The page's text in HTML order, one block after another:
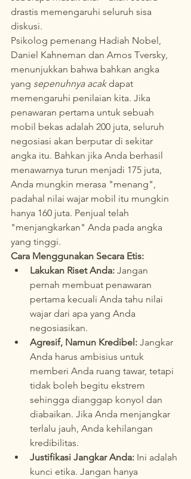
drastis memengaruhi seluruh sisa
diskusi.
Psikolog pemenang Hadiah Nobel,
Daniel Kahneman dan Amos Tversky,
menunjukkan bahwa bahkan angka
yang sepenuhnya acak dapat
memengaruhi penilaian kita. Jika
penawaran pertama untuk sebuah
mobil bekas adalah 200 juta, seluruh
negosiasi akan berputar di sekitar
angka itu. Bahkan jika Anda berhasil
menawarnya turun menjadi 175 juta,
Anda mungkin merasa "menang",
padahal nilai wajar mobil itu mungkin
hanya 160 juta. Penjual telah
"menjangkarkan" Anda pada angka
yang tinggi.
Cara Menggunakan Secara Etis:
Lakukan Riset Anda: Jangan
pernah membuat penawaran
pertama kecuali Anda tahu nilai
wajar dari apa yang Anda
negosiasikan.
Agresif, Namun Kredibel: Jangkar
Anda harus ambisius untuk
memberi Anda ruang tawar, tetapi
tidak boleh begitu ekstrem
sehingga dianggap konyol dan
diabaikan. Jika Anda menjangkar
terlalu jauh, Anda kehilangan
kredibilitas.
Justifikasi Jangkar Anda: Ini adalah
kunci etika. Jangan hanya